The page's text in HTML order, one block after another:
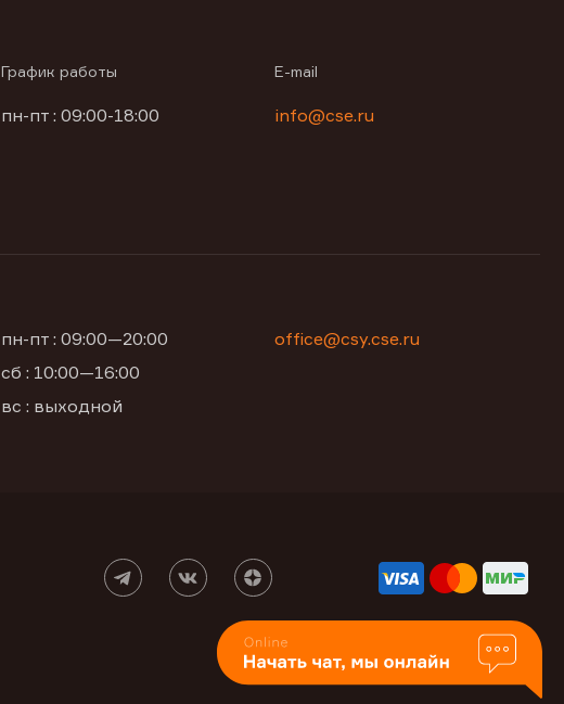
График работы
пн-пт : 09:00-18:00
E-mail
info@cse.ru
пн-пт : 09:00—20:00
сб : 10:00—16:00
вс : выходной
office@csy.cse.ru